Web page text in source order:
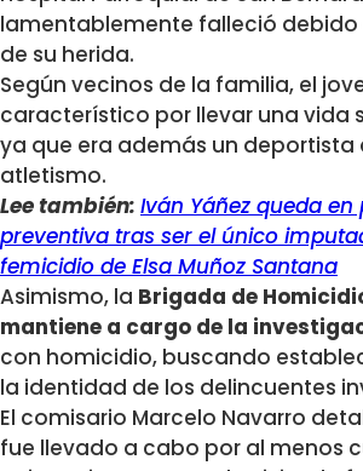
lamentablemente falleció debido
de su herida.
Según vecinos de la familia, el
característico por llevar una vida
ya que era además un
atletismo.
Lee también: Iván Yáñez queda en
preventiva tras ser el único
femicidio de Elsa Muñoz Santana
Asimismo, la Brigada de
mantiene a cargo de la
con homicidio, buscando
la identidad de los delincuentes
El comisario Marcelo Navarro
fue llevado a cabo por al menos